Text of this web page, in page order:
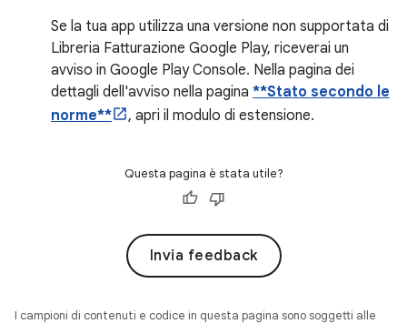
Se la tua app utilizza una versione non supportata di
Libreria Fatturazione Google Play, riceverai un
avviso in Google Play Console. Nella pagina dei
dettagli dell'avviso nella pagina **Stato secondo le
norme**
, apri il modulo di estensione.
Questa pagina è stata utile?
Invia feedback
I campioni di contenuti e codice in questa pagina sono soggetti alle